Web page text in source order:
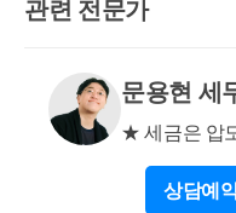
부하시면 됩니다. 2. 양도세 C주택 취득일로부터 3년
므로 일시적 2주택 양
양도세 없습니다. 도움이 되셨길 바랍니다. 감사합니
다.
관련 전문가
문용현 세
★ 세금은 압
상담예